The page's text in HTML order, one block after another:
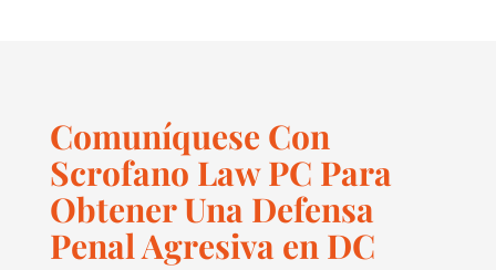
Comuníquese Con
Scrofano Law PC Para
Obtener Una Defensa
Penal Agresiva en DC